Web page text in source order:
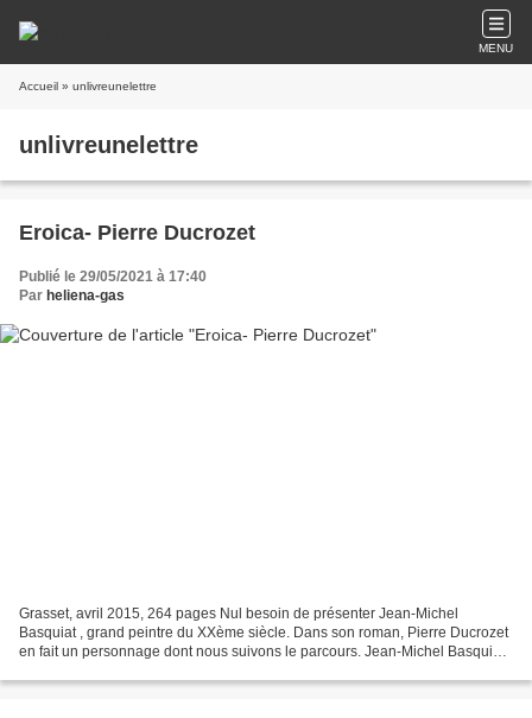
MENU
Accueil » unlivreunelettre
unlivreunelettre
Eroica- Pierre Ducrozet
Publié le 29/05/2021 à 17:40
Par heliena-gas
Grasset, avril 2015, 264 pages Nul besoin de présenter Jean-Michel
Basquiat , grand peintre du XXème siècle. Dans son roman, Pierre Ducrozet
en fait un personnage dont nous suivons le parcours. Jean-Michel Basquiat